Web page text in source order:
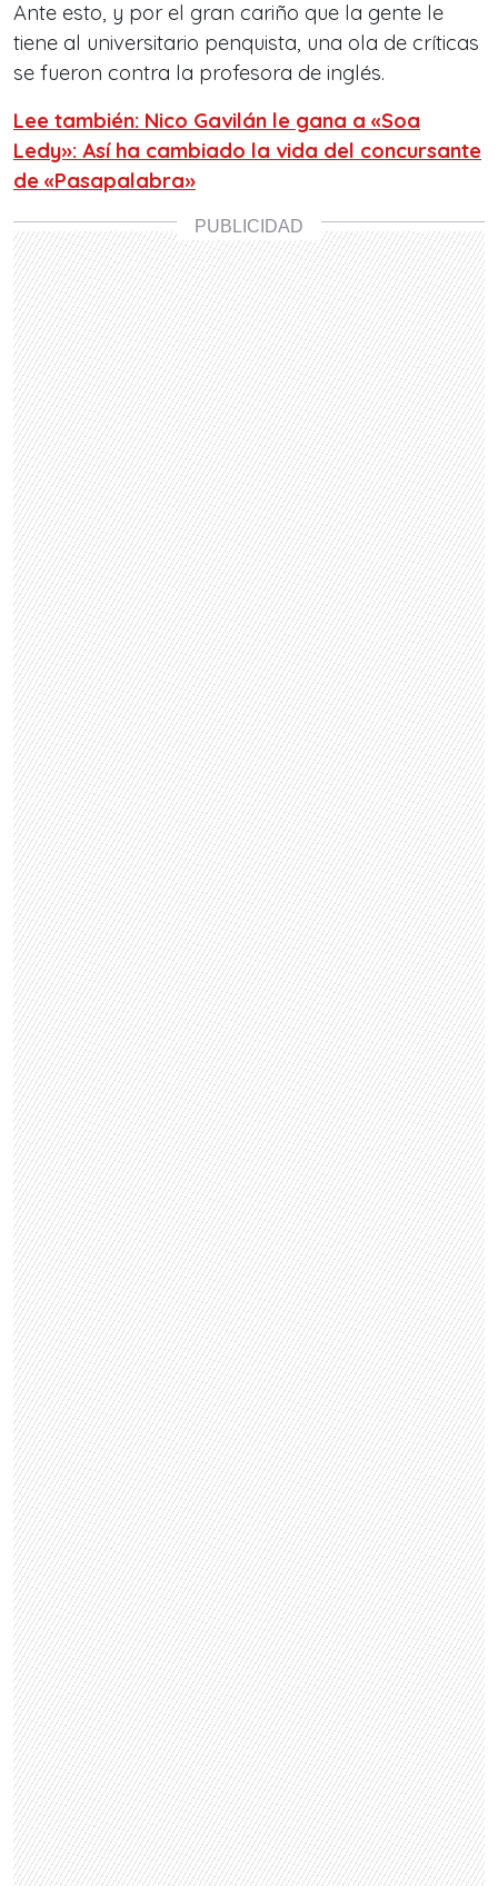
Ante esto, y por el gran cariño que la gente le
tiene al universitario penquista, una ola de críticas
se fueron contra la profesora de inglés.
Lee también: Nico Gavilán le gana a «Soa
Ledy»: Así ha cambiado la vida del concursante
de «Pasapalabra»